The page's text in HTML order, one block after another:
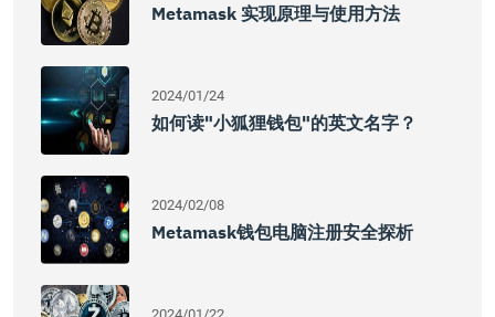
Metamask 实现原理与使用方法
2024/01/24
如何读"小狐狸钱包"的英文名字？
2024/02/08
Metamask钱包电脑注册安全探析